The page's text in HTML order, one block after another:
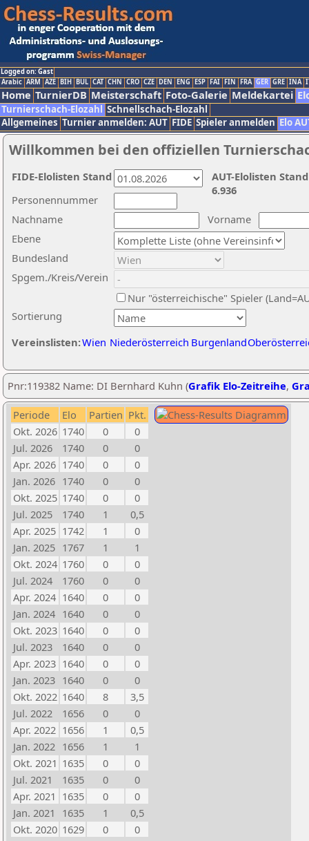
Logged on: Gast
Arabic ARM AZE BIH BUL CAT CHN CRO CZE DEN ENG ESP FAI FIN FRA GER GRE INA
Home TurnierDB Meisterschaft Foto-Galerie Meldekartei
Turnierschach-Elozahl Schnellschach-Elozahl
Allgemeines Turnier anmelden: AUT FIDE Spieler anmelden Elo
Willkommen bei den offiziellen
Nachname
Vorname
Ebene
Sortierung
Personennummer
Bundesland
Spgem./Kreis/Verein
Nur "österreichische" Spieler
Vereinslisten:Wien Niederösterreich Burgenland
AUT-Elolisten
6.936
FIDE-Elolisten Stand
Pnr:119382 Name: DI Bernhard Kuhn (Grafik Elo-Zeitreihe,
Periode Elo Partien Pkt.
Okt. 2026 1740 0
0
Jul. 2026
1740 0
0
Apr. 2026 1740 0
0
Jan. 2026 1740 0
0
Okt. 2025 1740 0
0
Jul. 2025
1740 1
0,5
Apr. 2025 1742 1
0
Jan. 2025 1767 1
1
Okt. 2024 1760 0
0
Jul. 2024
1760 0
0
Apr. 2024 1640 0
0
Jan. 2024 1640 0
0
Okt. 2023 1640 0
0
Jul. 2023
1640 0
0
Apr. 2023 1640 0
0
Jan. 2023 1640 0
0
Okt. 2022 1640 8
3,5
Jul. 2022
1656 0
0
Apr. 2022 1656 1
0,5
Jan. 2022 1656 1
1
Okt. 2021 1635 0
0
Jul. 2021
1635 0
0
Apr. 2021 1635 0
0
Jan. 2021
1635 1
0,5
Okt. 2020 1629 0
0